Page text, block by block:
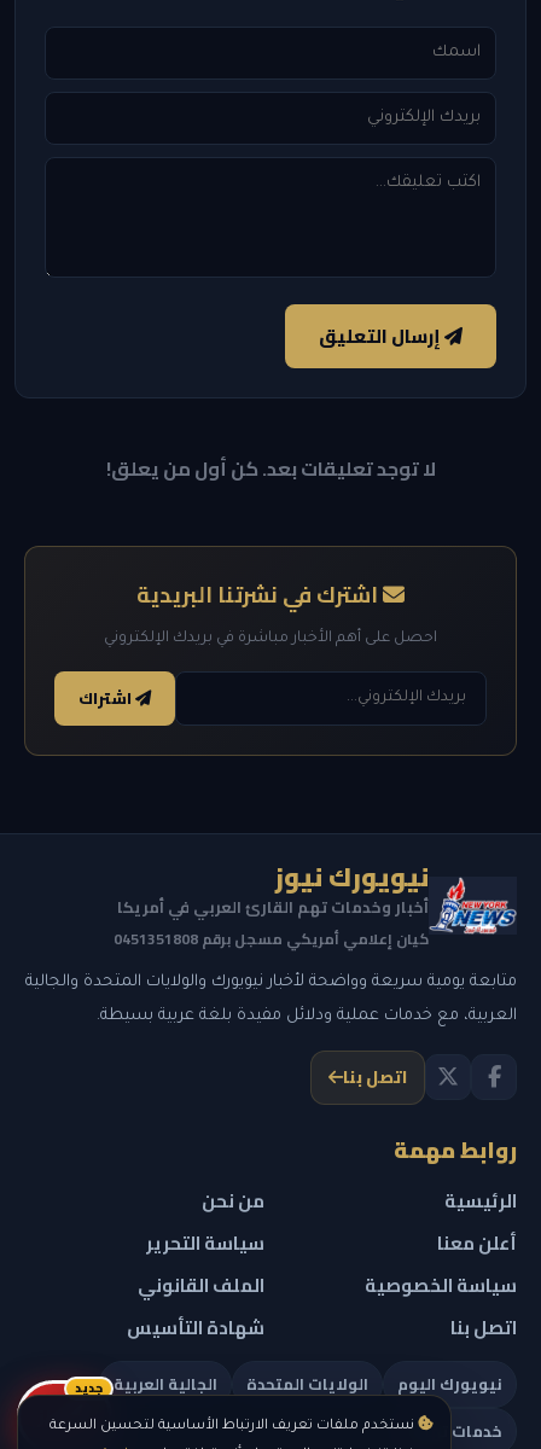
نستخدم ملفات تعريف الارتباط الأساسية لتحسين السرعة
إرسال التعليق
لا توجد تعليقات بعد. كن أول من يعلق!
اشترك في نشرتنا البريدية
احصل على أهم الأخبار مباشرة في بريدك الإلكتروني
اشتراك
نيويورك نيوز
أخبار وخدمات تهم القارئ العربي في أمريكا
كيان إعلامي أمريكي مسجل برقم 0451351808
متابعة يومية سريعة وواضحة لأخبار نيويورك والولايات المتحدة والجالية
العربية، مع خدمات عملية ودلائل مفيدة بلغة عربية بسيطة.
اتصل بنا
روابط مهمة
الرئيسية
من نحن
أعلن معنا
سياسة التحرير
سياسة الخصوصية
الملف القانوني
اتصل بنا
شهادة التأسيس
نيويورك اليوم الولايات المتحدة
الجالية العربية
خدمات تهمك
ريلز
جديد